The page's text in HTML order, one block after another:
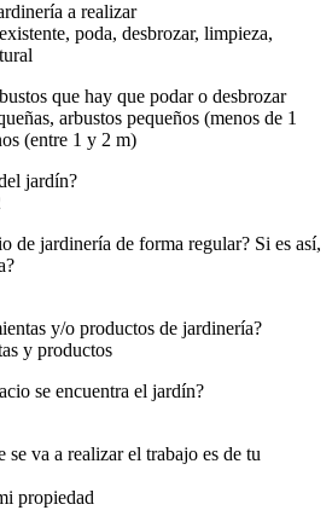
a realizar
poda, desbrozar, limpieza,
que hay que podar o desbrozar
arbustos pequeños (menos de 1
(entre 1 y 2 m)
jardín?
de jardinería de forma regular? Si es así,
y/o productos de jardinería?
y productos
se encuentra el jardín?
se va a realizar el trabajo es de tu
propiedad